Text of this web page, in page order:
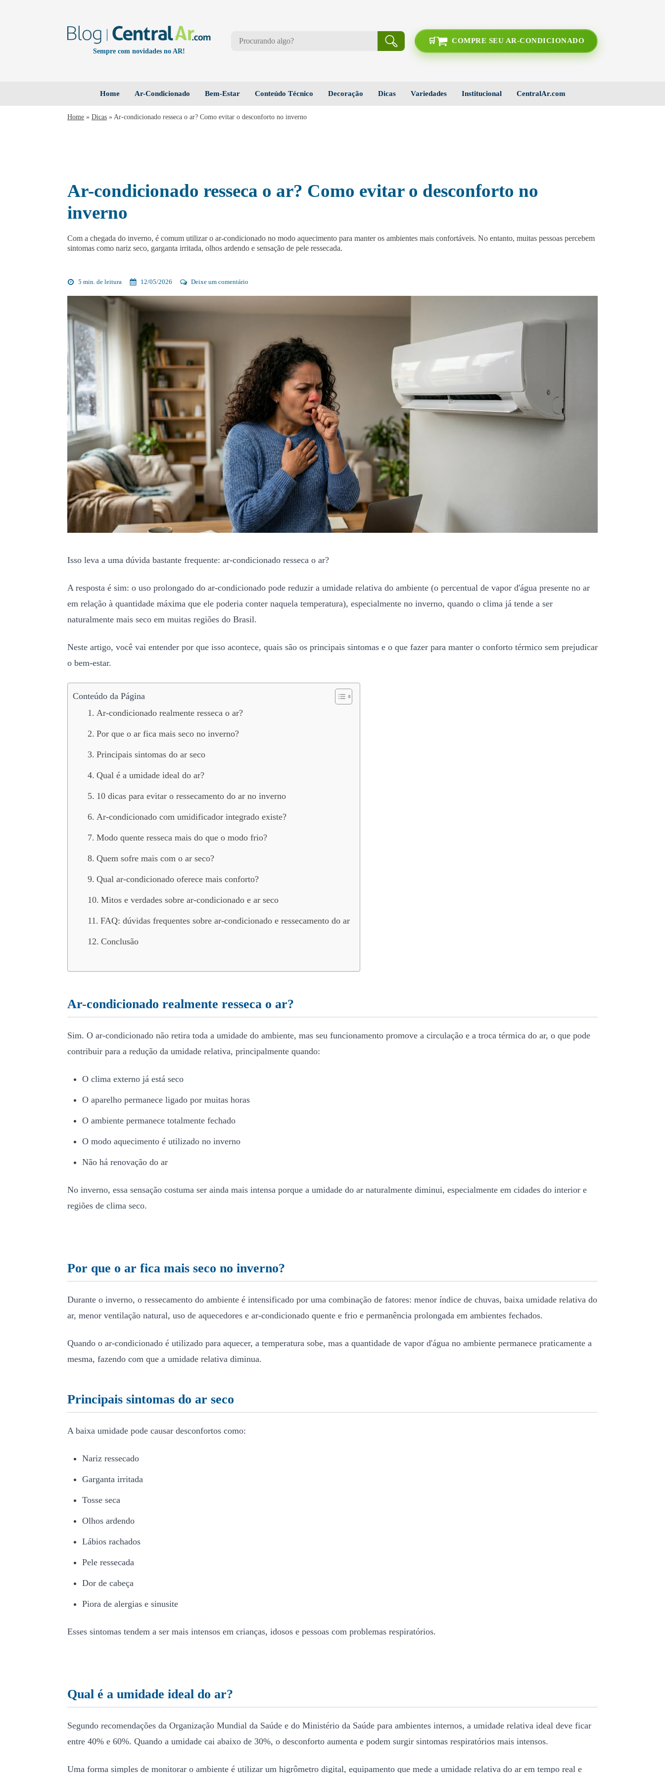
Sempre com novidades no AR!
COMPRE SEU AR-CONDICIONADO
Home Ar-Condicionado Bem-Estar Conteúdo Técnico Decoração Dicas Variedades Institucional CentralAr.com
Home » Dicas » Ar-condicionado resseca o ar? Como evitar o desconforto no inverno
Ar-condicionado resseca o ar? Como evitar o desconforto no
inverno
Com a chegada do inverno, é comum utilizar o ar-condicionado no modo aquecimento para manter os ambientes mais confortáveis. No entanto, muitas pessoas percebem
sintomas como nariz seco, garganta irritada, olhos ardendo e sensação de pele ressecada.
5 min. de leitura 12/05/2026 Deixe um comentário
Isso leva a uma dúvida bastante frequente: ar-condicionado resseca o ar?
A resposta é sim: o uso prolongado do ar-condicionado pode reduzir a umidade relativa do ambiente (o percentual de vapor d'água presente no ar
em relação à quantidade máxima que ele poderia conter naquela temperatura), especialmente no inverno, quando o clima já tende a ser
naturalmente mais seco em muitas regiões do Brasil.
Neste artigo, você vai entender por que isso acontece, quais são os principais sintomas e o que fazer para manter o conforto térmico sem prejudicar
o bem-estar.
Conteúdo da Página
Ar-condicionado realmente resseca o ar?
Por que o ar fica mais seco no inverno?
Principais sintomas do ar seco
Qual é a umidade ideal do ar?
10 dicas para evitar o ressecamento do ar no inverno
Ar-condicionado com umidificador integrado existe?
Modo quente resseca mais do que o modo frio?
Quem sofre mais com o ar seco?
Qual ar-condicionado oferece mais conforto?
Mitos e verdades sobre ar-condicionado e ar seco
FAQ: dúvidas frequentes sobre ar-condicionado e ressecamento do ar
Conclusão
Ar-condicionado realmente resseca o ar?
Sim. O ar-condicionado não retira toda a umidade do ambiente, mas seu funcionamento promove a circulação e a troca térmica do ar, o que pode
contribuir para a redução da umidade relativa, principalmente quando:
O clima externo já está seco
O aparelho permanece ligado por muitas horas
O ambiente permanece totalmente fechado
O modo aquecimento é utilizado no inverno
Não há renovação do ar
No inverno, essa sensação costuma ser ainda mais intensa porque a umidade do ar naturalmente diminui, especialmente em cidades do interior e
regiões de clima seco.
Por que o ar fica mais seco no inverno?
Durante o inverno, o ressecamento do ambiente é intensificado por uma combinação de fatores: menor índice de chuvas, baixa umidade relativa do
ar, menor ventilação natural, uso de aquecedores e ar-condicionado quente e frio e permanência prolongada em ambientes fechados.
Quando o ar-condicionado é utilizado para aquecer, a temperatura sobe, mas a quantidade de vapor d'água no ambiente permanece praticamente a
mesma, fazendo com que a umidade relativa diminua.
Principais sintomas do ar seco
A baixa umidade pode causar desconfortos como:
Nariz ressecado
Garganta irritada
Tosse seca
Olhos ardendo
Lábios rachados
Pele ressecada
Dor de cabeça
Piora de alergias e sinusite
Esses sintomas tendem a ser mais intensos em crianças, idosos e pessoas com problemas respiratórios.
Qual é a umidade ideal do ar?
Segundo recomendações da Organização Mundial da Saúde e do Ministério da Saúde para ambientes internos, a umidade relativa ideal deve ficar
entre 40% e 60%. Quando a umidade cai abaixo de 30%, o desconforto aumenta e podem surgir sintomas respiratórios mais intensos.
Uma forma simples de monitorar o ambiente é utilizar um higrômetro digital, equipamento que mede a umidade relativa do ar em tempo real e